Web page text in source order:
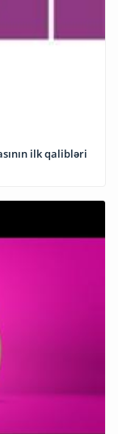
ilk qalibləri